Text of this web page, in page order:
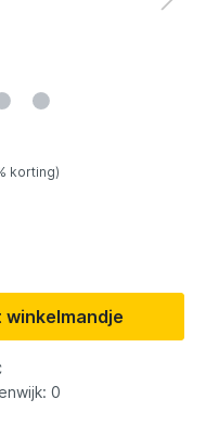
korting)
winkelmandje
0